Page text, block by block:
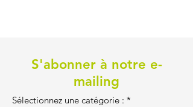
S'abonner à notre e-
mailing
Sélectionnez une catégorie : *